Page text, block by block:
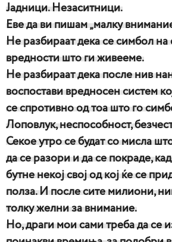
Јадници. Незаситници.
Еве да ви пишам „малку
Не разбираат дека се симбол
вредности што ги живееме.
Не разбираат дека после нив
воспостави вредносен систем
се спротивно од тоа што го
Лоповлук, неспособност,
Секое утро се будат со мисла
да се разори и да се покраде,
бутне некој свој од кој ќе се
полза. И после сите милиони,
толку желни за внимание.
Но, драги мои сами треба да се